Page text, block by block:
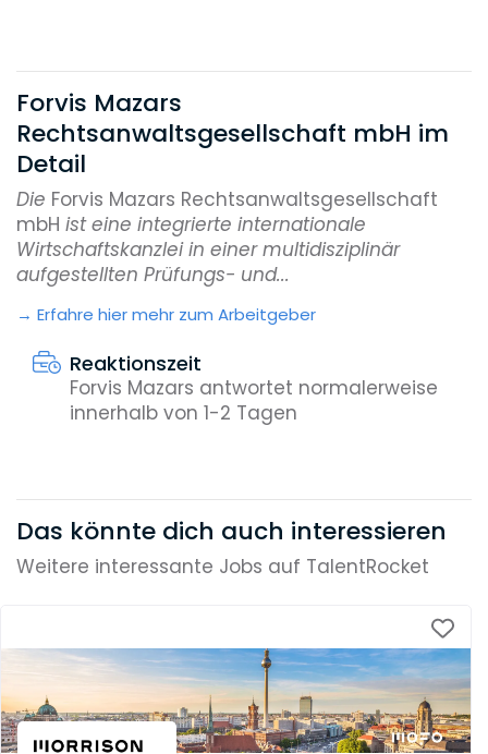
Forvis Mazars
Rechtsanwaltsgesellschaft mbH im
Detail
Die Forvis Mazars Rechtsanwaltsgesellschaft
mbH ist eine integrierte internationale
Wirtschaftskanzlei in einer multidisziplinär
aufgestellten Prüfungs- und...
Erfahre hier mehr zum Arbeitgeber
Reaktionszeit
Forvis Mazars antwortet normalerweise
innerhalb von 1-2 Tagen
Das könnte dich auch interessieren
Weitere interessante Jobs auf TalentRocket